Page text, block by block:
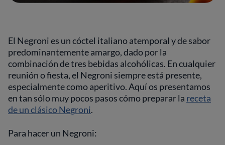
El Negroni es un cóctel italiano atemporal y de sabor
predominantemente amargo, dado por la
combinación de tres bebidas alcohólicas. En cualquier
reunión o fiesta, el Negroni siempre está presente,
especialmente como aperitivo. Aquí os presentamos
en tan sólo muy pocos pasos cómo preparar la receta
de un clásico Negroni.
Para hacer un Negroni: